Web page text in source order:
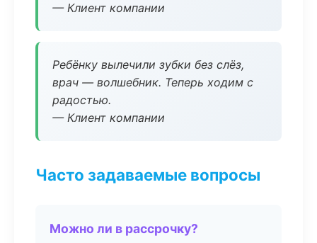
— Клиент компании
Ребёнку вылечили зубки без слёз,
врач — волшебник. Теперь ходим с
радостью.
— Клиент компании
Часто задаваемые вопросы
Можно ли в рассрочку?